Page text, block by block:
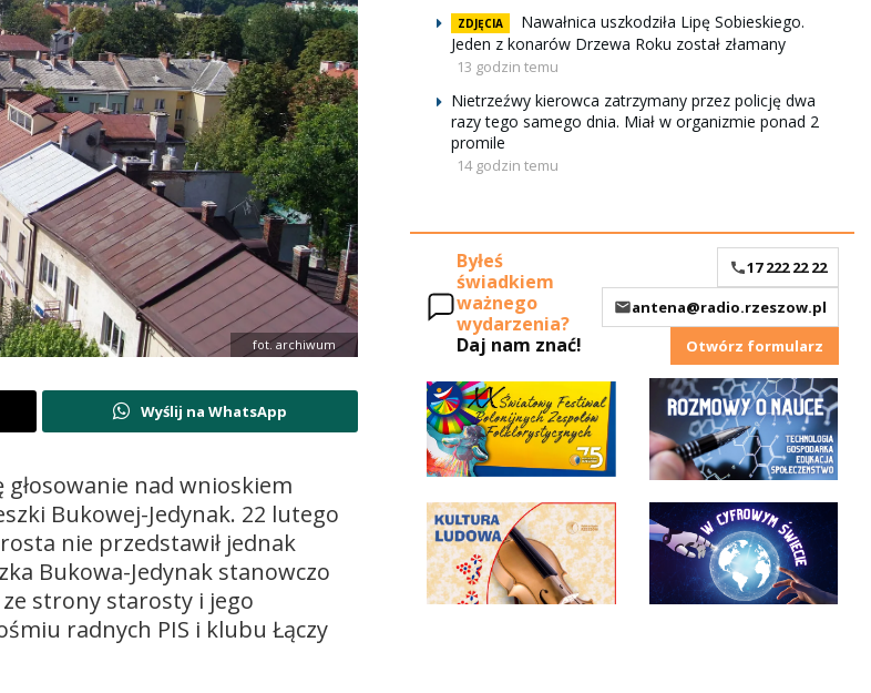
fot. archiwum
Wyślij na WhatsApp
nad wnioskiem
Bukowej-Jedynak. 22 lutego
nie przedstawił jednak
Bukowa-Jedynak stanowczo
ze strony starosty i jego
radnych PIS i klubu Łączy
ZDJĘCIA
Nawałnica uszkodziła Lipę Sobieskiego.
Jeden z konarów Drzewa Roku został złamany
13 godzin temu
Nietrzeźwy kierowca zatrzymany przez policję dwa
razy tego samego dnia. Miał w organizmie ponad 2
promile
14 godzin temu
Byłeś
świadkiem
ważnego
wydarzenia?
Daj nam znać!
17 222 22 22
antena@radio.rzeszow.pl
Otwórz formularz